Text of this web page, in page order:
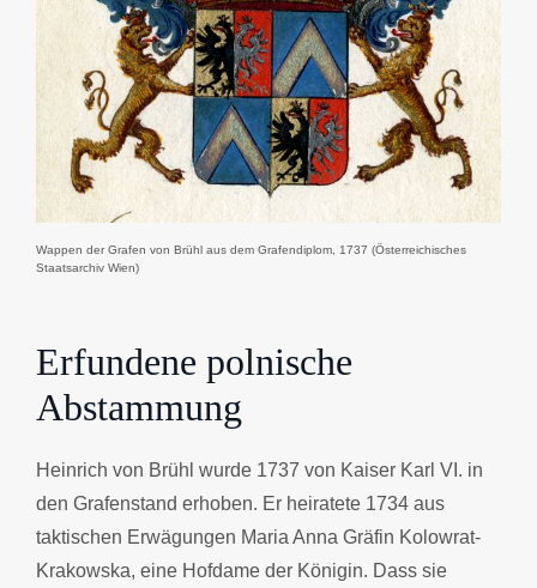
Wappen der Grafen von Brühl aus dem Grafendiplom, 1737 (Österreichisches
Staatsarchiv Wien)
Erfundene polnische
Abstammung
Heinrich von Brühl wurde 1737 von Kaiser Karl VI. in
den Grafenstand erhoben. Er heiratete 1734 aus
taktischen Erwägungen Maria Anna Gräfin Kolowrat-
Krakowska, eine Hofdame der Königin. Dass sie